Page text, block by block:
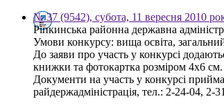
№ 37 (9542), субота, 11 вересня 2010
Ріпкинська районна державна
Умови конкурсу: вища освіта,
До заяви про участь у конкурсі
книжки та фотокартка розміром 4х6 см.
Документи на участь у конкурсі
райдержадміністрація, тел.: 2-24-04, 2-